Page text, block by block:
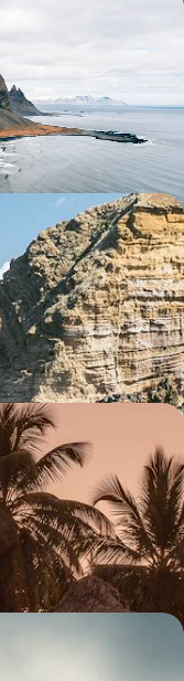
trip islandais
les tribus : distances
air, quintas
air et pleine mer au
en
survitaminées en tribu
doux farniente
nature -